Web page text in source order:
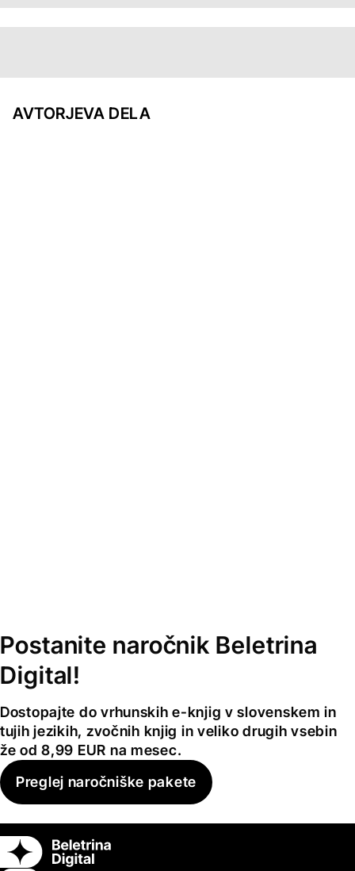
AVTORJEVA DELA
Postanite naročnik Beletrina
Digital!
Dostopajte do vrhunskih e-knjig v slovenskem in
tujih jezikih, zvočnih knjig in veliko drugih vsebin
že od 8,99 EUR na mesec.
Preglej naročniške pakete